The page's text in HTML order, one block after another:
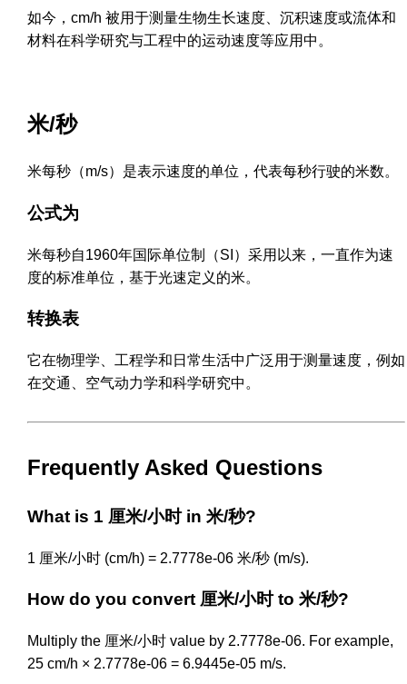
如今，cm/h 被用于测量生物生长速度、沉积速度或流体和
材料在科学研究与工程中的运动速度等应用中。
米/秒
米每秒（m/s）是表示速度的单位，代表每秒行驶的米数。
公式为
米每秒自1960年国际单位制（SI）采用以来，一直作为速
度的标准单位，基于光速定义的米。
转换表
它在物理学、工程学和日常生活中广泛用于测量速度，例如
在交通、空气动力学和科学研究中。
Frequently Asked Questions
What is 1 厘米/小时 in 米/秒?
1 厘米/小时 (cm/h) = 2.7778e-06 米/秒 (m/s).
How do you convert 厘米/小时 to 米/秒?
Multiply the 厘米/小时 value by 2.7778e-06. For example,
25 cm/h × 2.7778e-06 = 6.9445e-05 m/s.